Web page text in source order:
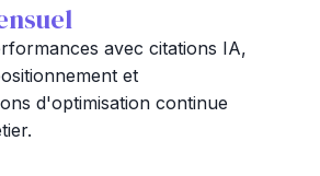
avec citations IA,
et
d'optimisation continue